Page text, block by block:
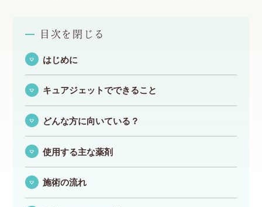
目次を閉じる
はじめに
キュアジェットでできること
どんな方に向いている？
使用する主な薬剤
施術の流れ